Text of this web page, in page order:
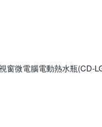
窗微電腦電動熱水瓶(CD-